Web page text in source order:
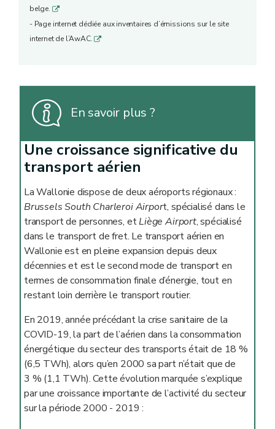
belge. q
- Page internet dédiée aux inventaires d’émissions sur le site
internet de l’AwAC.q
En savoir plus ?
Une croissance significative du
transport aérien
La Wallonie dispose de deux aéroports régionaux :
Brussels South Charleroi Airport, spécialisé dans le
transport de personnes, etLiège Airport, spécialisé
dans le transport de fret. Le transport aérien en
Wallonie est en pleine expansion depuis deux
décennies et est le second mode de transport en
termes de consommation finale d’énergie, tout en
restant loin derrière le transport routier.
En 2019, année précédant la crise sanitaire de la
COVID-19, la part de l’aérien dans la consommation
énergétique du secteur des transports était de 18 %
(6,5 TWh), alors qu’en 2000 sa part n’était que de
3 % (1,1 TWh). Cette évolution marquée s’explique
par une croissance importante de l’activité du secteur
sur la période 2000 - 2019 :